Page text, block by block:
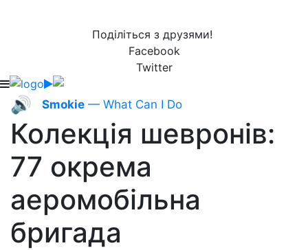
Поділіться з друзями!
Facebook
Twitter
🔊 Smokie — What Can I Do
Колекція шевронів:
77 окрема
аеромобільна
бригада